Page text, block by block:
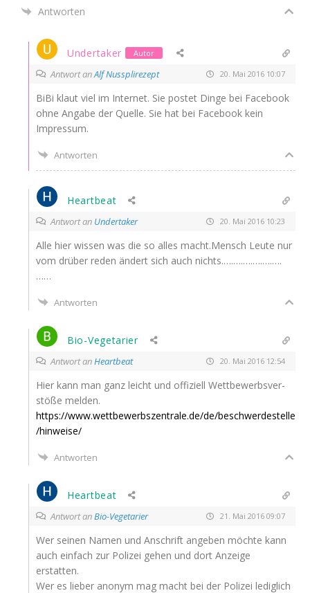
Antworten
Undertaker Autor
Antwort anAlf Nussplirezept 20. Mai 2016 10:07
BiBi klaut viel im Inter­net. Sie pos­tet Din­ge bei Face­book
ohne Anga­be der Quel­le. Sie hat bei Face­book kein
Impressum.
Antworten
Heartbeat
Antwort an Undertaker 20. Mai 2016 10:23
Alle hier wis­sen was die so alles macht.Mensch Leu­te nur
vom drü­ber reden ändert sich auch nichts.….….….….….….
……
Antworten
Bio-Vegetarier
Antwort anHeartbeat 20. Mai 2016 12:54
Hier kann man ganz leicht und offi­zi­ell Wett­be­werbs­ver­
stö­ße melden.
https://www.wettbewerbszentrale.de/de/beschwerdestelle
/hinweise/
Antworten
Heartbeat
Antwort anBio-Vegetarier 21. Mai 2016 09:07
Wer sei­nen Namen und Anschrift ange­ben möch­te kann
auch ein­fach zur Poli­zei gehen und dort Anzei­ge
erstatten.
Wer es lie­ber anonym mag macht bei der Poli­zei ledig­lich